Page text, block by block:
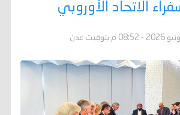
الاتحاد الأوروبي